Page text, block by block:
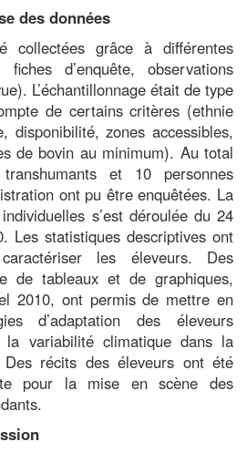
des données
collectées grâce à différentes
fiches d’enquête, observations
L’échantillonnage était de type
de certains critères (ethnie
disponibilité, zones accessibles,
de bovin au minimum). Au total
et 10 personnes
ont pu être enquêtées. La
s’est déroulée du 24
Les statistiques descriptives ont
les éleveurs. Des
de tableaux et de graphiques,
2010, ont permis de mettre en
d’adaptation des éleveurs
la variabilité climatique dans la
récits des éleveurs ont été
pour la mise en scène des